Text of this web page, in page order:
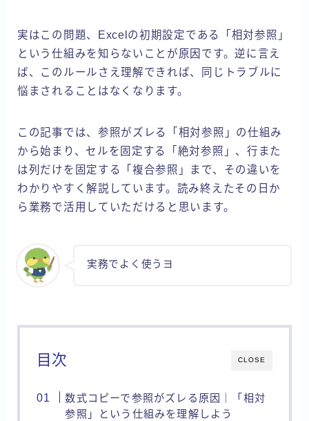
実はこの問題、Excelの初期設定である「相対参照」
という仕組みを知らないことが原因です。逆に言え
ば、このルールさえ理解できれば、同じトラブルに
悩まされることはなくなります。
この記事では、参照がズレる「相対参照」の仕組み
から始まり、セルを固定する「絶対参照」、行また
は列だけを固定する「複合参照」まで、その違いを
わかりやすく解説しています。読み終えたその日か
ら業務で活用していただけると思います。
実務でよく使うヨ
CLOSE
目次
数式コピーで参照がズレる原因｜「相対
参照」という仕組みを理解しよう